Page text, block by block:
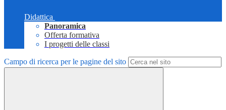
Didattica
Panoramica
Offerta formativa
I progetti delle classi
Campo di ricerca per le pagine del sito